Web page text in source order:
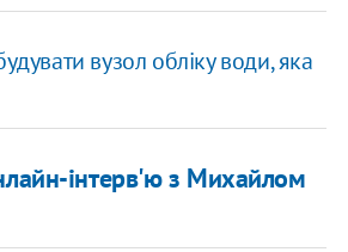
вузол обліку води, яка
інтерв'ю з Михайлом